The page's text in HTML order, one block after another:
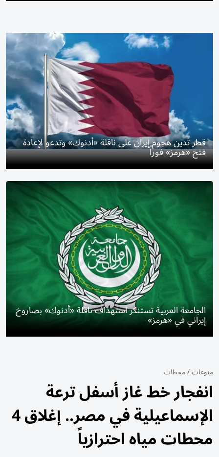
قطر تدين هجوم إيران على ناقلة «أدنوك» وتدعو لإعادة
فتح «هرمز» فوراً
الجامعة العربية تستنكر استهداف ناقلة «أدنوك» بصاروخ
إيراني في «هرمز»
منوعات/محطات
انفجار خط غاز أسفل ترعة
الإسماعيلية في مصر.. إغلاق 4
محطات مياه احترازياً